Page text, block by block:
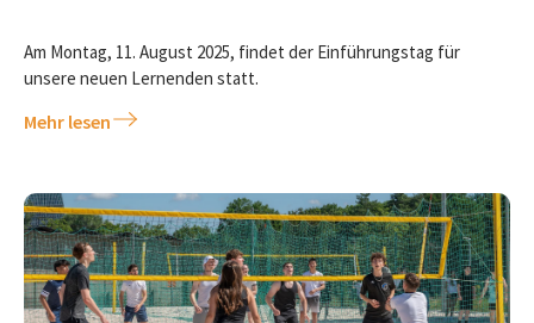
Am Montag, 11. August 2025, findet der Einführungstag für
unsere neuen Lernenden statt.
Mehr lesen